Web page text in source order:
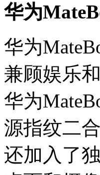
华为
华为
兼顾娱乐
华为
源指纹二
还加入了